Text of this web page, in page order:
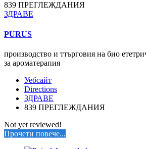
839 ПРЕГЛЕЖДАНИЯ
ЗДРАВЕ
PURUS
производство и ттърговия на био
за ароматерапия
Уебсайт
Directions
ЗДРАВЕ
839 ПРЕГЛЕЖДАНИЯ
Not yet reviewed!
Прочети повече...